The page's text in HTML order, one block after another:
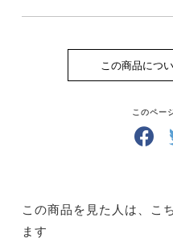
この商品につ
このペー
この商品を見た人は、こ
ます